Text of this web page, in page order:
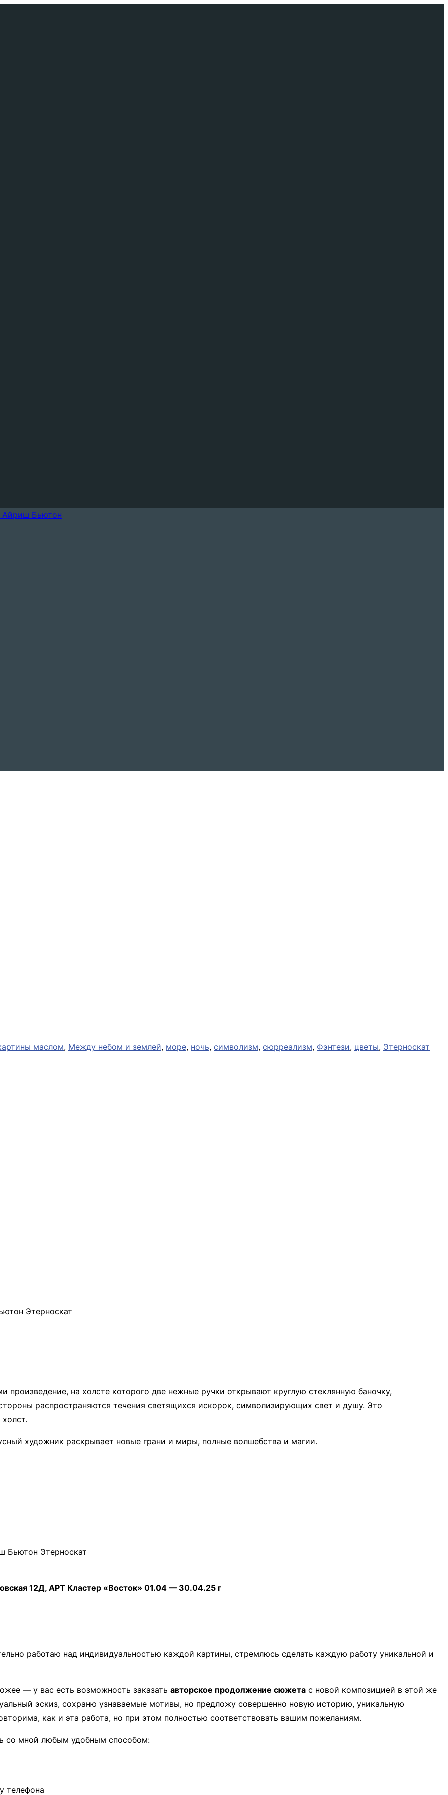
маслом, Между небом и землей, море, ночь, символизм, сюрреализм, Фэнтези, цветы, Этерноскат
произведение, на холсте которого две нежные ручки открывают круглую стеклянную баночку,
распространяются течения светящихся искорок, символизирующих свет и душу. Это
художник раскрывает новые грани и миры, полные волшебства и магии.
12Д, АРТ Кластер «Восток» 01.04 — 30.04.25 г
работаю над индивидуальностью каждой картины, стремлюсь сделать каждую работу уникальной и
— у вас есть возможность заказать авторское продолжение сюжета с новой композицией в этой же
эскиз, сохраню узнаваемые мотивы, но предложу совершенно новую историю, уникальную
как и эта работа, но при этом полностью соответствовать вашим пожеланиям.
со мной любым удобным способом:
телефона